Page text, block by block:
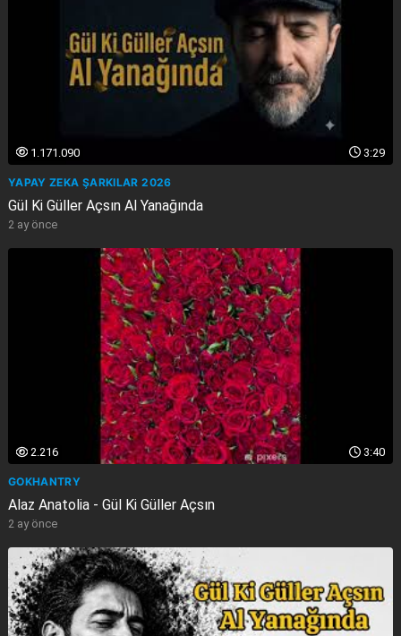
3:29
1.171.090
YAPAY ZEKA ŞARKILAR 2026
Gül Ki Güller Açsın Al Yanağında
2 ay önce
3:40
2.216
GOKHANTRY
Alaz Anatolia - Gül Ki Güller Açsın
2 ay önce